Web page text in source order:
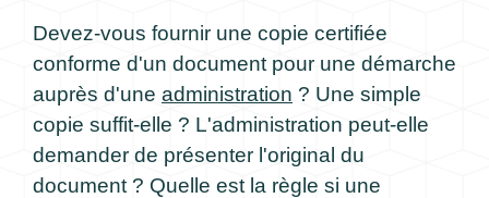
Devez-vous fournir une copie certifiée
conforme d'un document pour une démarche
auprès d'une administration ? Une simple
copie suffit-elle ? L'administration peut-elle
demander de présenter l'original du
document ? Quelle est la règle si une